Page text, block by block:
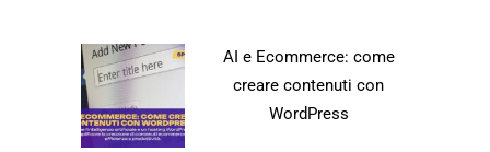
AI e Ecommerce: come
creare contenuti con
WordPress